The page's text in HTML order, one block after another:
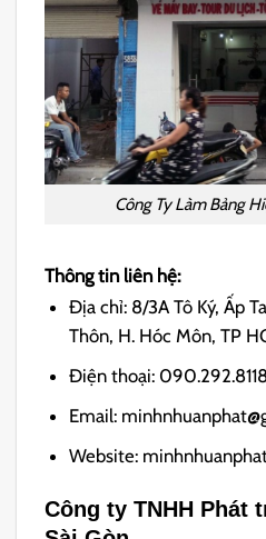
Công Ty Làm Bảng
Thông tin liên hệ:
Địa chỉ: 8/3A Tô Ký, Ấp
Thôn, H. Hóc Môn, TP
Điện thoại:
Email:
Website:
Công ty TNHH Phát